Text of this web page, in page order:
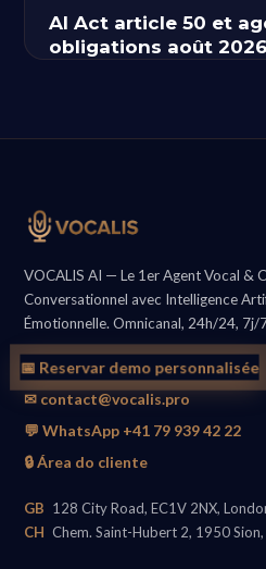
AI Act article 50 et
obligations août 2026
VOCALIS AI — Le 1er Agent Vocal &
Conversationnel avec Intelligence
Émotionnelle. Omnicanal, 24h/24, 7j/
📅 Reservar demo personnalisée
✉ contact@vocalis.pro
💬 WhatsApp +41 79 939 42 22
🔒 Área do cliente
GB 128 City Road, EC1V 2NX,
CH Chem. Saint-Hubert 2, 1950 Sion,